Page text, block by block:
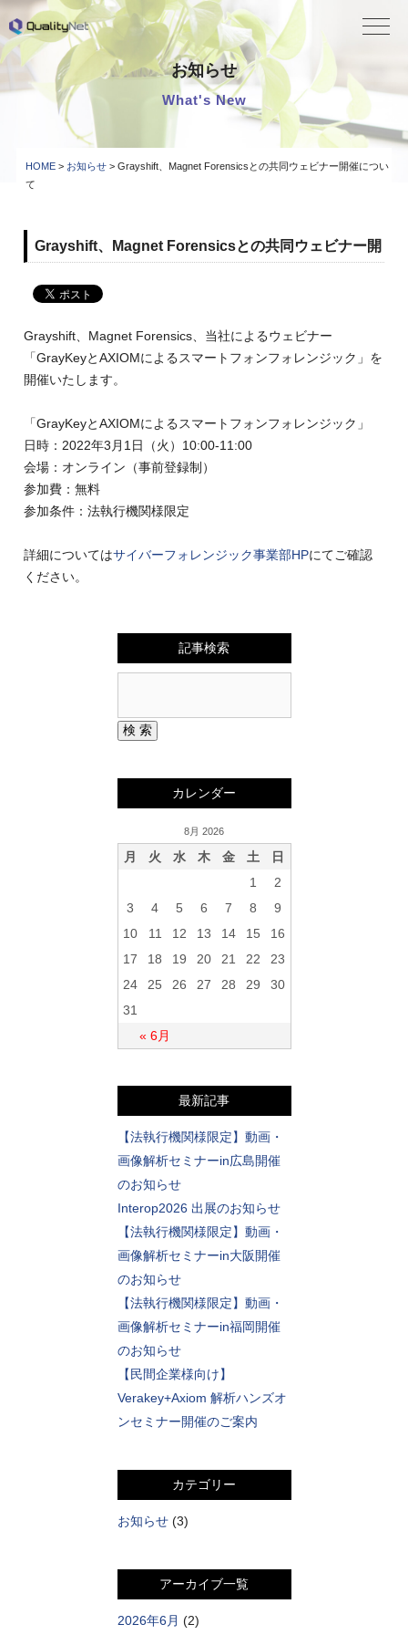
QualityNet
お知らせ
What's New
HOME> お知らせ> Grayshift、Magnet Forensicsとの共同ウェビナー開催につい
て
Grayshift、Magnet Forensicsとの共同ウェビナー開
Grayshift、Magnet Forensics、当社によるウェビナー
「GrayKeyとAXIOMによるスマートフォンフォレンジック」を
開催いたします。
「GrayKeyとAXIOMによるスマートフォンフォレンジック」
日時：2022年3月1日（火）10:00-11:00
会場：オンライン（事前登録制）
参加費：無料
参加条件：法執行機関様限定
詳細についてはサイバーフォレンジック事業部HPにてご確認
ください。
記事検索
カレンダー
8月 2026
月 火 水 木 金 土 日
« 6月
1
2
3
4 5 6 7 8
9
10
11 12 13 14 15
16
17
18 19 20 21 22
23
24
25 26 27 28 29
30
31
最新記事
【法執行機関様限定】動画・
画像解析セミナーin広島開催
のお知らせ
Interop2026 出展のお知らせ
【法執行機関様限定】動画・
画像解析セミナーin大阪開催
のお知らせ
【法執行機関様限定】動画・
画像解析セミナーin福岡開催
のお知らせ
【民間企業様向け】
Verakey+Axiom 解析ハンズオ
ンセミナー開催のご案内
カテゴリー
お知らせ(3)
アーカイブ一覧
2026年6月 (2)